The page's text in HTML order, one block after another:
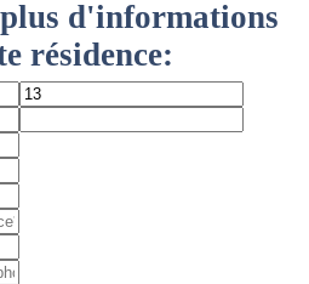
d'informations
résidence: